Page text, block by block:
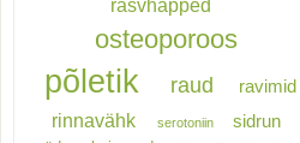
rasvhapped
osteoporoos
põletik raud ravimid
rinnavähk serotoniin sidrun